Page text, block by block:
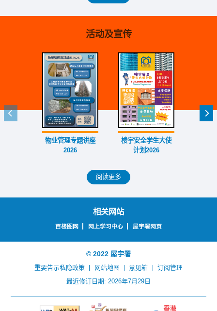
活动及宣传
物业管理专题讲座
2026
楼宇安全学生大使
计划2026
上一个 下
阅读更多
相关网站
百楼图网 网上学习中心 屋宇署网页
© 2022 屋宇署
重要告示私隐政策 网站地图 意见箱
订阅管理
最近修订日期: 2026年7月29日